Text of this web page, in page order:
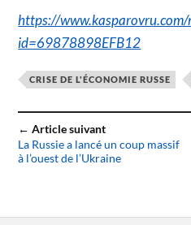
https://
id=69878898EFB12
CRISE DE L'ÉCONOMIE RUSSE
← Article suivant
La Russie a lancé un coup massif
à l’ouest de l’Ukraine